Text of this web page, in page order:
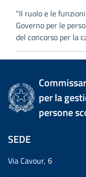
"Il ruolo e le
Governo per le
del concorso per la
per la
persone
SEDE
Via Cavour, 6